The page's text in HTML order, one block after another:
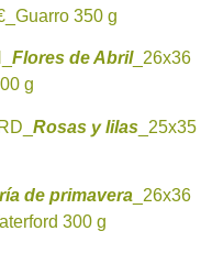
350 g
Flores de Abril_26x36
g
Rosas y lilas _25x35
de primavera_26x36
300 g